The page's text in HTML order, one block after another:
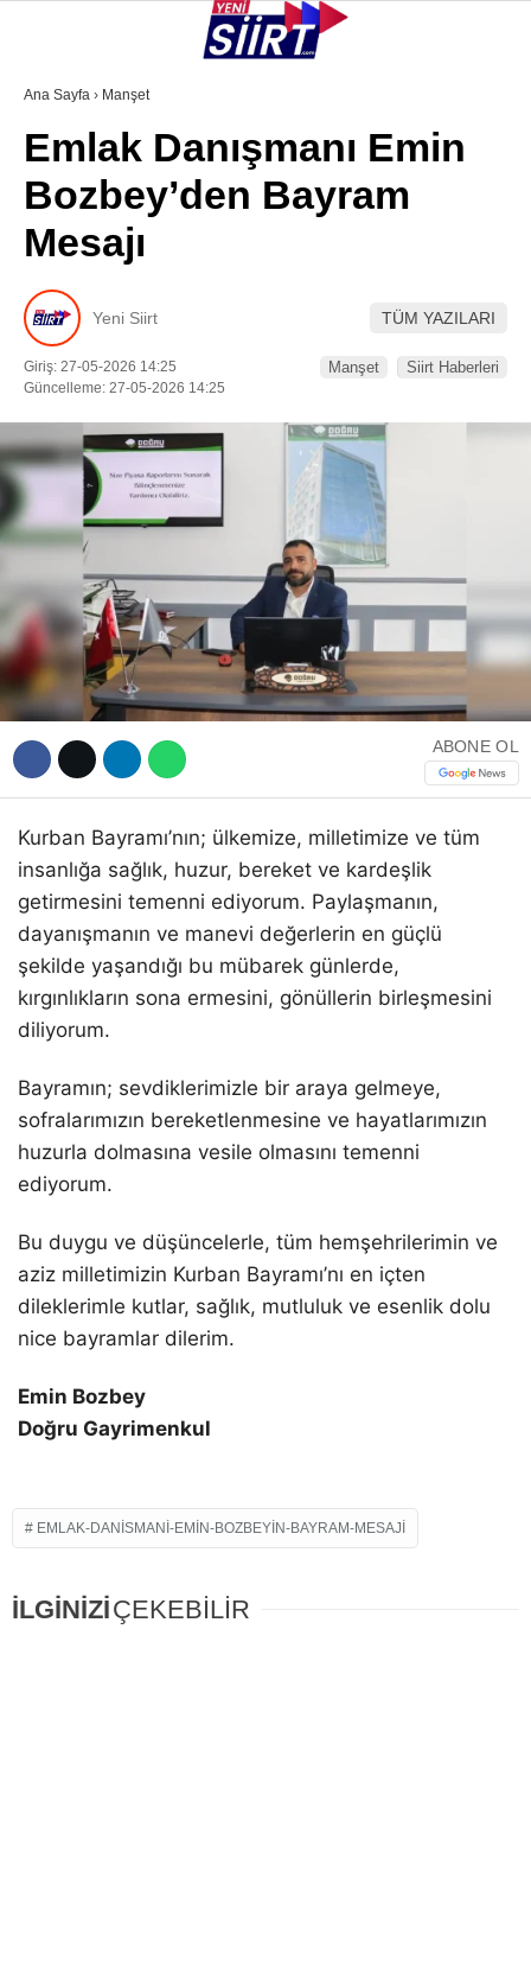
WhatsApp İhbar Hattı
Facebook
Instagram
Youtube
KURTALAN
ERUH
BAYKAN
PERVARI
ŞIRVAN
GÜNDEM
NÖBETÇI ECZANELER
Ana Sayfa › Manşet
Emlak Danışmanı Emin
Bozbey’den Bayram
Mesajı
Yeni Siirt TÜM YAZILARI
Giriş: 27-05-2026 14:25
Güncelleme: 27-05-2026 14:25
Manşet Siirt Haberleri
ABONE OL
Kurban Bayramı’nın; ülkemize, milletimize ve tüm
insanlığa sağlık, huzur, bereket ve kardeşlik
getirmesini temenni ediyorum. Paylaşmanın,
dayanışmanın ve manevi değerlerin en güçlü
şekilde yaşandığı bu mübarek günlerde,
kırgınlıkların sona ermesini, gönüllerin birleşmesini
diliyorum.
Bayramın; sevdiklerimizle bir araya gelmeye,
sofralarımızın bereketlenmesine ve hayatlarımızın
huzurla dolmasına vesile olmasını temenni
ediyorum.
Bu duygu ve düşüncelerle, tüm hemşehrilerimin ve
aziz milletimizin Kurban Bayramı’nı en içten
dileklerimle kutlar, sağlık, mutluluk ve esenlik dolu
nice bayramlar dilerim.
Emin Bozbey
Doğru Gayrimenkul
EMLAK-DANISMANI-EMIN-BOZBEYIN-BAYRAM-MESAJI
İLGİNİZİÇEKEBİLİR